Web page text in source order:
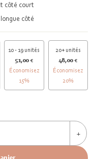
côté court
côté
10 - 19 unités
51,00 €
Économisez
15%
20+ unités
48,00 €
Économisez
20%
+